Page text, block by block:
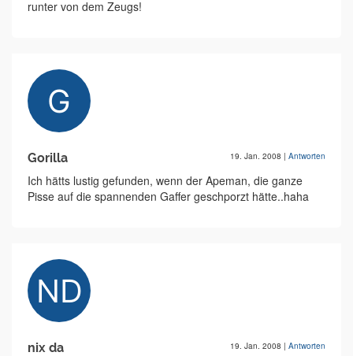
runter von dem Zeugs!
Gorilla 19. Jan. 2008 | Antworten
Ich hätts lustig gefunden, wenn der Apeman, die ganze
Pisse auf die spannenden Gaffer geschporzt hätte..haha
nix da 19. Jan. 2008 | Antworten